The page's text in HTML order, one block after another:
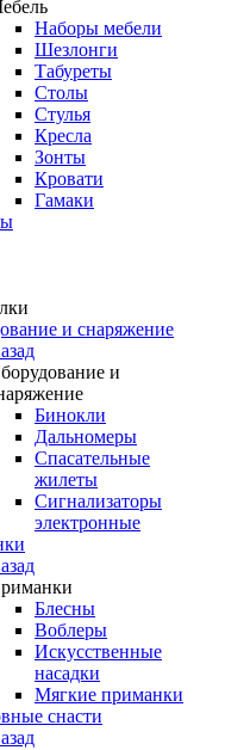
Наборы мебели
Шезлонги
Табуреты
Столы
Стулья
Кресла
Зонты
Кровати
Гамаки
и снаряжение
и
Бинокли
Дальномеры
Спасательные
жилеты
Сигнализаторы
электронные
Блесны
Воблеры
Искусственные
насадки
Мягкие приманки
снасти